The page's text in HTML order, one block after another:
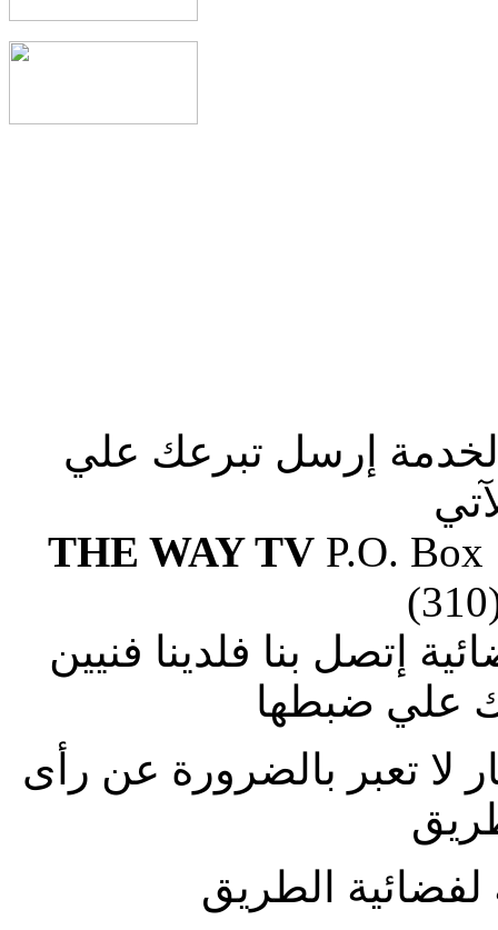
إرسل تبرعك علي
THE WAY TVP.O. Box
إتصل بنا فلدينا فنيين
علي ضبطها
لا تعبر بالضرورة عن رأى
الطريق